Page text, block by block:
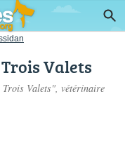
Valets
Trois Valets", vétérinaire